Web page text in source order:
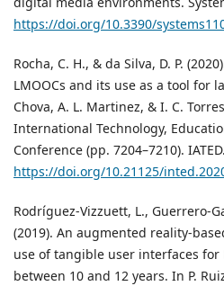
https://doi.org/10.3390/
Rocha, C. H., & da Silva, D. P.
LMOOCs and its use as a tool for
Chova, A. L. Martinez, & I. C.
International Technology,
Conference (pp. 7204–7210). IATED.
https://doi.org/10.21125/
Rodríguez-Vizzuett, L., Guerrero-
(2019). An augmented reality-
use of tangible user interfaces
between 10 and 12 years. In P.